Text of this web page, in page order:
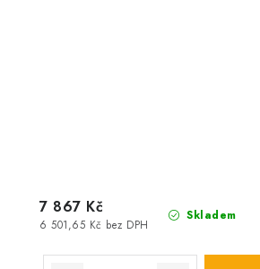
Skladem
6 501,65 Kč bez DPH
7 867 Kč